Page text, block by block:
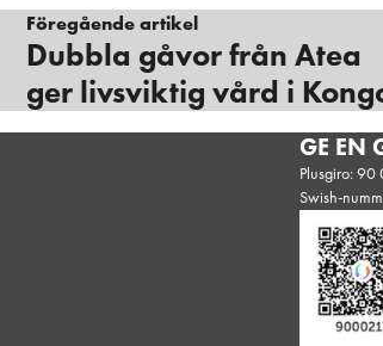
Föregående artikel
Dubbla gåvor från Atea
ger livsviktig vård i
GE EN
Plusgiro:
Swish-